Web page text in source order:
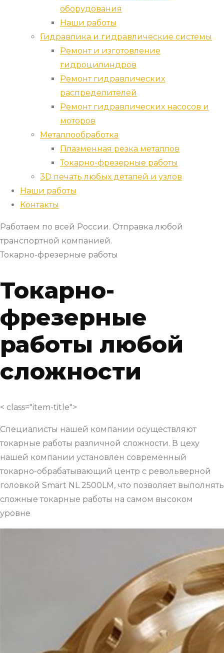
оборудования
Наши работы
Гидравлика и гидравлические системы
Ремонт и изготовление
гидроцилиндров
Ремонт гидравлических
распределителей
Ремонт гидравлических насосов и
моторов
Металлообработка
Плазменная резка металлов
Токарно-фрезерные работы
3D печать любых деталей и узлов
Наши работы
Контакты
Работаем по всей России. Отправка любой
транспортной компанией.
Токарно-фрезерные работы
Токарно-
фрезерные
работы любой
сложности
< class="item-title">
Специалисты нашей компании осуществляют
токарные работы различной сложности. В цеху
нашей компании установлен современный
токарно-обрабатывающий центр с револьверной
головкой Smart NL 2500LM, что позволяет выполнять
сложные токарные работы на самом высоком
уровне